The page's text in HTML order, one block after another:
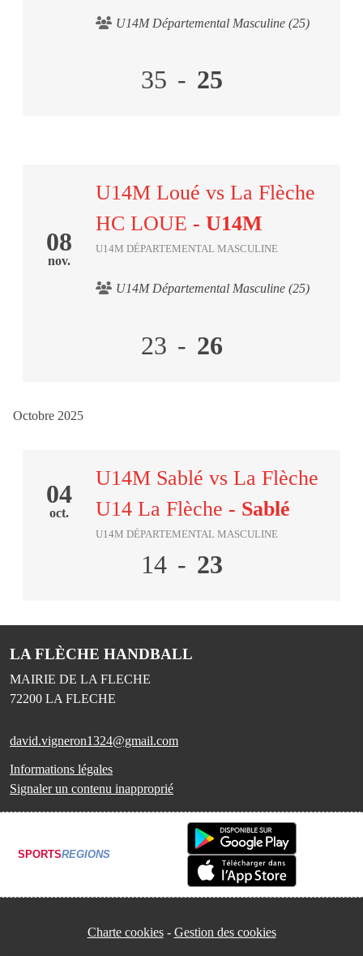
U14M Départemental Masculine (25)
35 - 25
08
nov.
U14M Loué vs La Flèche
HC LOUE - U14M
U14M DÉPARTEMENTAL MASCULINE
U14M Départemental Masculine (25)
23 - 26
Octobre 2025
04
oct.
U14M Sablé vs La Flèche
U14 La Flèche - Sablé
U14M DÉPARTEMENTAL MASCULINE
14 - 23
LA FLÈCHE HANDBALL
MAIRIE DE LA FLECHE
72200 LA FLECHE
david.vigneron1324@gmail.com
Informations légales
Signaler un contenu inapproprié
SPORTSREGIONS
Charte cookies Gestion des cookies